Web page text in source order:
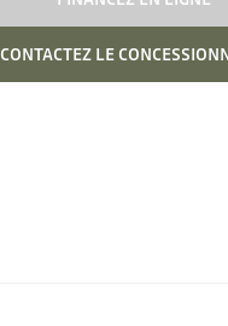
CONTACTEZ LE